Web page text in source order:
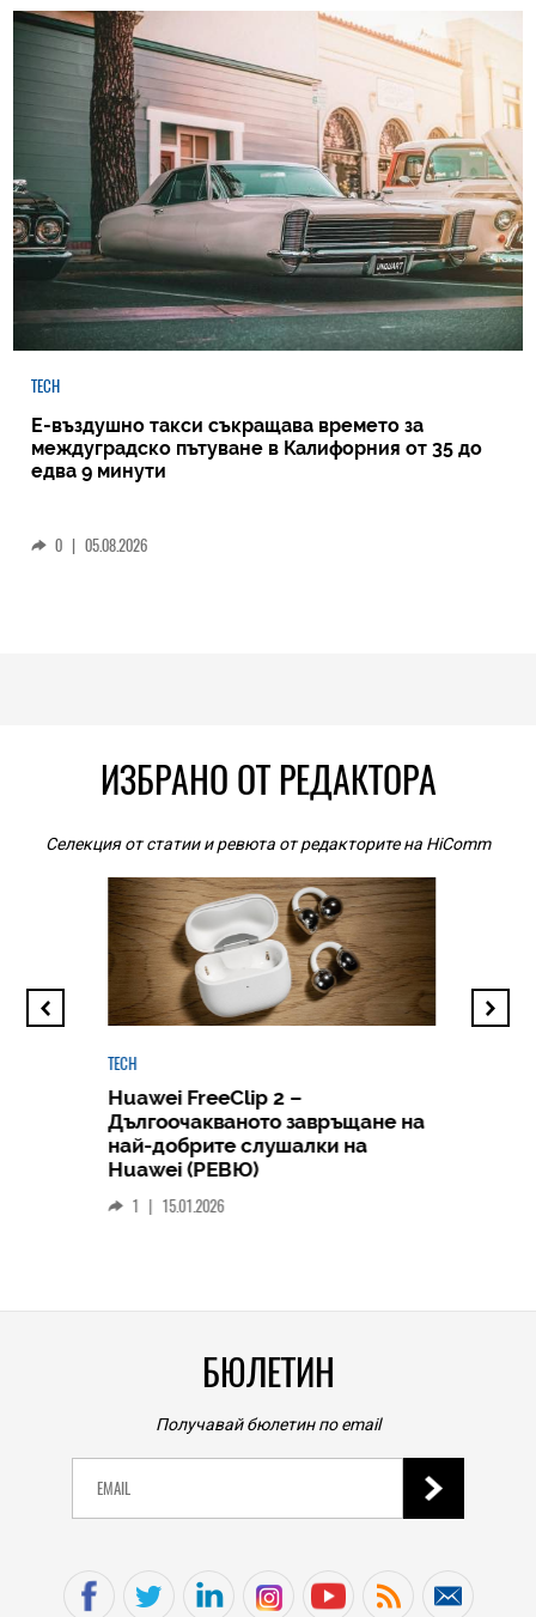
TECH
Е-въздушно такси съкращава времето за
междуградско пътуване в Калифорния от 35 до
едва 9 минути
0 | 05.08.2026
ИЗБРАНО ОТ РЕДАКТОРА
Селекция от статии и ревюта от редакторите на HiComm
TECH
Huawei FreeClip 2 –
Дългоочакваното завръщане на
най-добрите слушалки на
Huawei (РЕВЮ)
1 15.01.2026
БЮЛЕТИН
Получавай бюлетин по email